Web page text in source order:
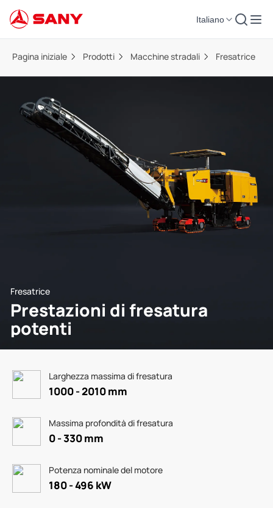
Italiano
Pagina iniziale Prodotti Macchine stradali Fresatrice
Fresatrice
Prestazioni di fresatura
potenti
Larghezza massima di fresatura
1000 - 2010 mm
Massima profondità di fresatura
0 - 330 mm
Potenza nominale del motore
180 - 496 kW